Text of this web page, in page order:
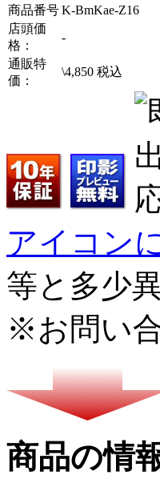
商品番号K-BmKae-Z16
店頭価
格：
-
通販特
価：
\4,850 税込
アイコン
等と多少
※お問い
商品の情